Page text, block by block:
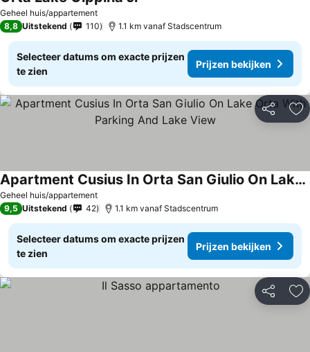
Geheel huis/appartement
8,8 Uitstekend 110 1.1 km vanaf Stadscentrum
Selecteer datums om exacte prijzen
te zien
Prijzen bekijken
Delen
Geheel huis/appartement
Apartment Cusius In Orta San Giulio On Lake Orta With Parking And Lake View
Prijzen bekijken
9,5 Uitstekend 42 1.1 km vanaf Stadscentrum
Selecteer datums om exacte prijzen
te zien
Prijzen bekijken
Delen